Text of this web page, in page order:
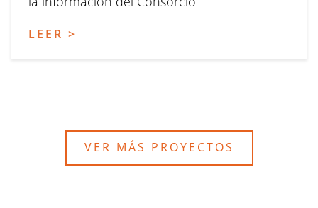
LEER >
VER MÁS PROYECTOS